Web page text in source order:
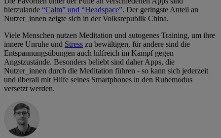
hierzulande “Calm” und “Headspace”. Der geringste Anteil an
Nutzer_innen zeigte sich in der Volksrepublik China.
Viele Menschen nutzen Meditation und autogenes Training, um ihre
innere Unruhe und Stress zu bewältigen, für andere sind die
Entspannungsübungen auch hilfreich im Kampf gegen
Angstzustände. Besonders beliebt sind daher Apps, die
Nutzer_innen durch die Meditation führen - so kann sich jederzeit
und überall mit Hilfe seines Smartphones in den Ruhemodus
versetzt werden.